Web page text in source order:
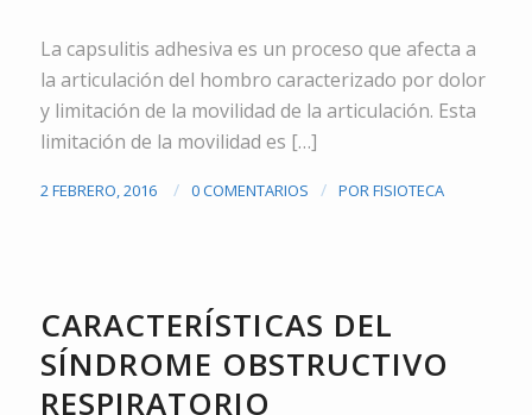
La capsulitis adhesiva es un proceso que afecta a
la articulación del hombro caracterizado por dolor
y limitación de la movilidad de la articulación. Esta
limitación de la movilidad es […]
2 FEBRERO, 2016 / 0 COMENTARIOS / PORFISIOTECA
CARACTERÍSTICAS DEL
SÍNDROME OBSTRUCTIVO
RESPIRATORIO